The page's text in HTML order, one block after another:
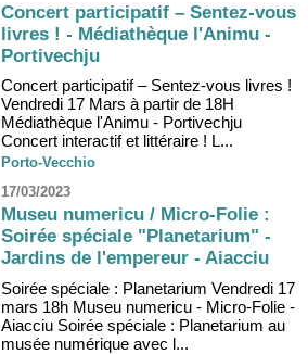
Concert participatif – Sentez-vous
livres ! - Médiathèque l'Animu -
Portivechju
Concert participatif – Sentez-vous livres !
Vendredi 17 Mars à partir de 18H
Médiathèque l'Animu - Portivechju
Concert interactif et littéraire ! L...
Porto-Vecchio
17/03/2023
Museu numericu / Micro-Folie :
Soirée spéciale "Planetarium" -
Jardins de l'empereur - Aiacciu
Soirée spéciale : Planetarium Vendredi 17
mars 18h Museu numericu - Micro-Folie -
Aiacciu Soirée spéciale : Planetarium au
musée numérique avec l...